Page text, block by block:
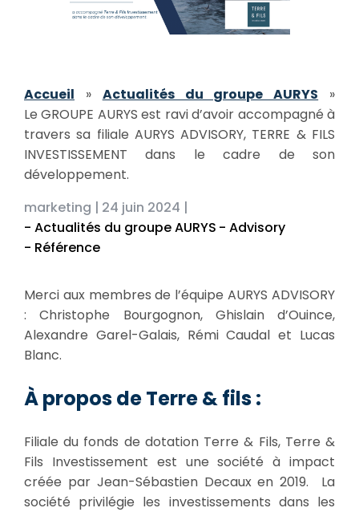
Accueil » Actualités du groupe AURYS »
Le GROUPE AURYS est ravi d’avoir accompagné à
travers sa filiale AURYS ADVISORY, TERRE & FILS
INVESTISSEMENT dans le cadre de son
développement.
marketing | 24 juin 2024 |
- Actualités du groupe AURYS - Advisory
- Référence
Merci aux membres de l’équipe AURYS ADVISORY
: Christophe Bourgognon, Ghislain d’Ouince,
Alexandre Garel-Galais, Rémi Caudal et Lucas
Blanc.
À propos de Terre & fils :
Filiale du fonds de dotation Terre & Fils, Terre &
Fils Investissement est une société à impact
créée par Jean-Sébastien Decaux en 2019. La
société privilégie les investissements dans les